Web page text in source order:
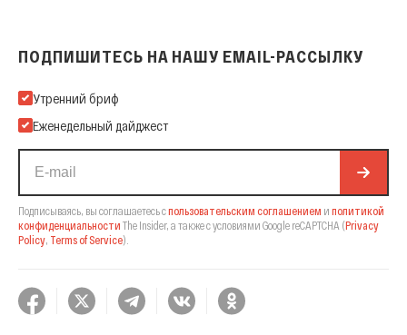
ПОДПИШИТЕСЬ НА НАШУ EMAIL-РАССЫЛКУ
Подпишитесь на нашу Email-рассылку
Утренний бриф
Еженедельный дайджест
Подписываясь, вы соглашаетесь спользовательским соглашением и политикой
конфиденциальности The Insider, а также с условиями Google reCAPTCHA (Privacy
Policy, Terms of Service).